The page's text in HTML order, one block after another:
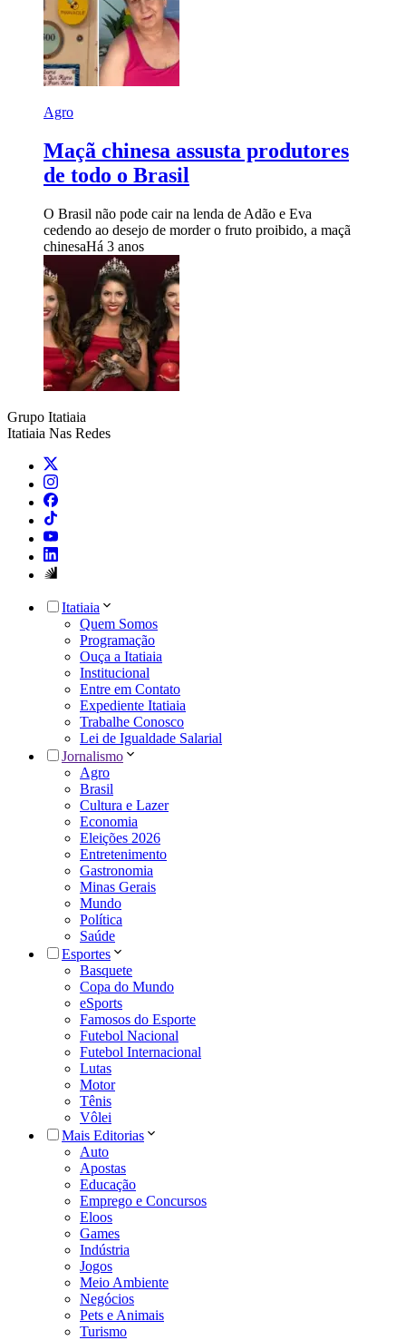
Agro
Maçã chinesa assusta produtores
de todo o Brasil
O Brasil não pode cair na lenda de Adão e Eva
cedendo ao desejo de morder o fruto proibido, a maçã
chinesaHá 3 anos
Grupo Itatiaia
Itatiaia Nas Redes
Itatiaia
Quem Somos
Programação
Ouça a Itatiaia
Institucional
Entre em Contato
Expediente Itatiaia
Trabalhe Conosco
Lei de Igualdade Salarial
Jornalismo
Agro
Brasil
Cultura e Lazer
Economia
Eleições 2026
Entretenimento
Gastronomia
Minas Gerais
Mundo
Política
Saúde
Esportes
Basquete
Copa do Mundo
eSports
Famosos do Esporte
Futebol Nacional
Futebol Internacional
Lutas
Motor
Tênis
Vôlei
Mais Editorias
Auto
Apostas
Educação
Emprego e Concursos
Eloos
Games
Indústria
Jogos
Meio Ambiente
Negócios
Pets e Animais
Turismo